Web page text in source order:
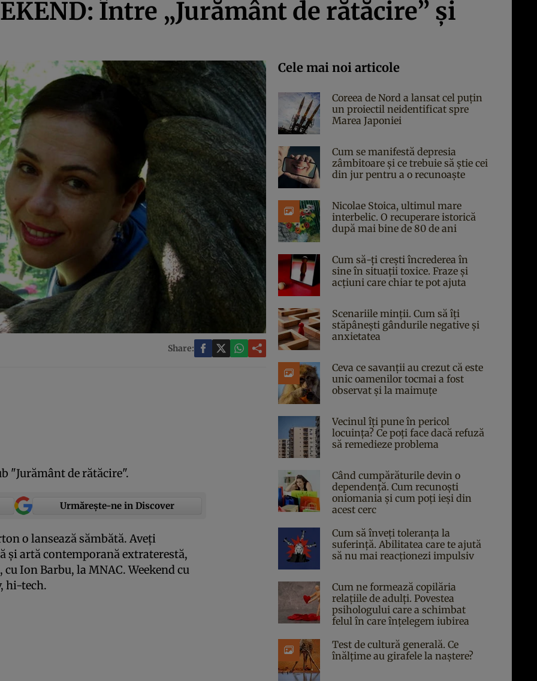
Între „Jurământ de rătăcire” şi
Share:
"Jurământ de rătăcire".
Urmărește-ne in Discover
o lansează sămbătă. Aveţi
şi artă contemporană extraterestă,
Ion Barbu, la MNAC. Weekend cu
hi-tech.
Cele mai noi articole
Coreea de Nord a lansat cel puțin
un proiectil neidentificat spre
Marea Japoniei
Cum se manifestă depresia
zâmbitoare și ce trebuie să știe cei
din jur pentru a o recunoaște
Nicolae Stoica, ultimul mare
interbelic. O recuperare istorică
după mai bine de 80 de ani
Cum să-ți crești încrederea în
sine în situații toxice. Fraze și
acțiuni care chiar te pot ajuta
Scenariile minții. Cum să îți
stăpânești gândurile negative și
anxietatea
Ceva ce savanții au crezut că este
unic oamenilor tocmai a fost
observat și la maimuțe
Vecinul îți pune în pericol
locuința? Ce poți face dacă refuză
să remedieze problema
Când cumpărăturile devin o
dependență. Cum recunoști
oniomania și cum poți ieși din
acest cerc
Cum să înveți toleranța la
suferință. Abilitatea care te ajută
să nu mai reacționezi impulsiv
Cum ne formează copilăria
relațiile de adulți. Povestea
psihologului care a schimbat
felul în care înțelegem iubirea
Test de cultură generală. Ce
înălțime au girafele la naștere?